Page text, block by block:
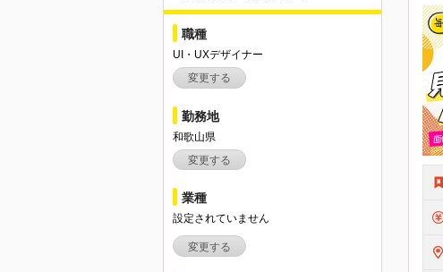
職種
UI・UXデザイナー
変更する
勤務地
和歌山県
変更する
業種
設定されていません
変更する